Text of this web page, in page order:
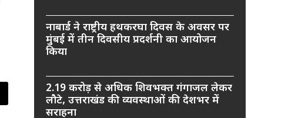
नाबार्ड ने राष्ट्रीय हथकरघा दिवस के अवसर पर
मुंबई में तीन दिवसीय प्रदर्शनी का आयोजन
किया
2.19 करोड़ से अधिक शिवभक्त गंगाजल लेकर
लौटे, उत्तराखंड की व्यवस्थाओं की देशभर में
सराहना